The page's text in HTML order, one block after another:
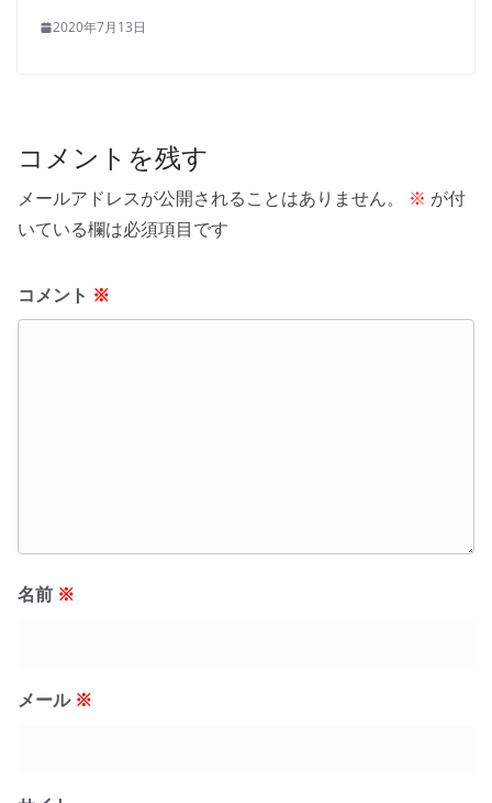
2020年7月13日
コメントを残す
メールアドレスが公開されることはありません。 ※ が付
いている欄は必須項目です
コメント ※
名前 ※
メール ※